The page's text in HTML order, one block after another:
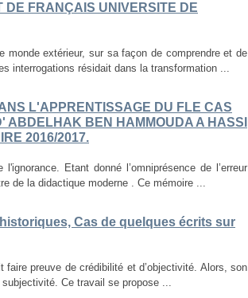
DE FRANÇAIS UNIVERSITE DE
monde extérieur, sur sa façon de comprendre et de
interrogations résidait dans la transformation ...
L'APPRENTISSAGE DU FLE CAS
ABDELHAK BEN HAMMOUDA A HASSI
2016/2017.
Etant donné l’omniprésence de l’erreur
de la didactique moderne . Ce mémoire ...
Cas de quelques écrits sur
faire preuve de crédibilité et d’objectivité. Alors, son
Ce travail se propose ...